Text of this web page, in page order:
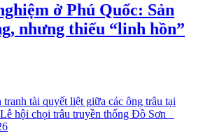
ở Phú Quốc: Sản
nhưng thiếu “linh hồn”